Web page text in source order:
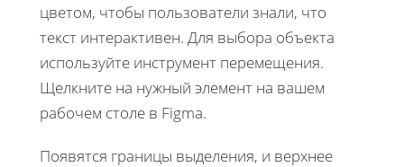
цветом, чтобы пользователи знали, что
текст интерактивен. Для выбора объекта
используйте инструмент перемещения.
Щелкните на нужный элемент на вашем
рабочем столе в Figma.
Появятся границы выделения, и верхнее